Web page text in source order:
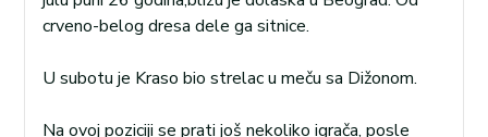
crveno-belog dresa dele ga sitnice.
U subotu je Kraso bio strelac u meču sa Dižonom.
Na ovoj poziciji se prati još nekoliko igrača, posle